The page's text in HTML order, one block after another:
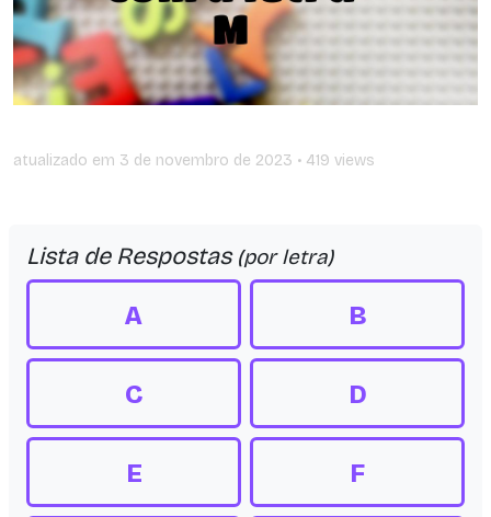
atualizado em 3 de novembro de 2023 • 419 views
Lista de Respostas (por letra)
A B
C D
E F